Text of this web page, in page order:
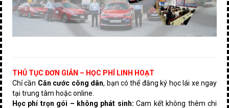
THỦ TỤC ĐƠN GIẢN – HỌC PHÍ LINH HOẠT
Chỉ cần Căn cước công dân, bạn có thể đăng ký học lái xe ngay
tại trung tâm hoặc online.
Học phí trọn gói – không phát sinh: Cam kết không thêm chi